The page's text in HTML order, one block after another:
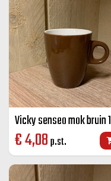
€4,08p.st.